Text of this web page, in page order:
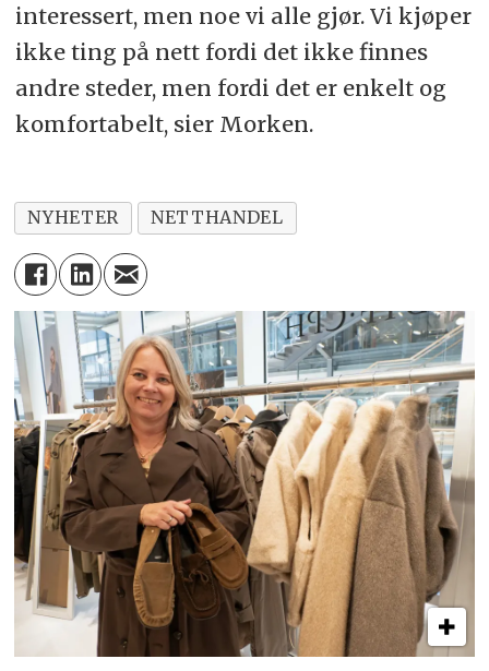
interessert, men noe vi alle gjør. Vi kjøper
ikke ting på nett fordi det ikke finnes
andre steder, men fordi det er enkelt og
komfortabelt, sier Morken.
NYHETER NETTHANDEL